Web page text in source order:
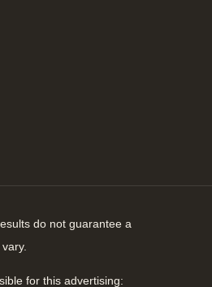
do not guarantee a
for this advertising: